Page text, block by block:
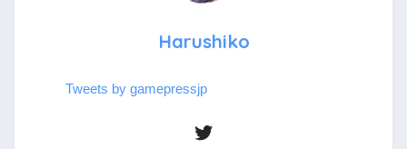
Harushiko
Tweets by gamepressjp